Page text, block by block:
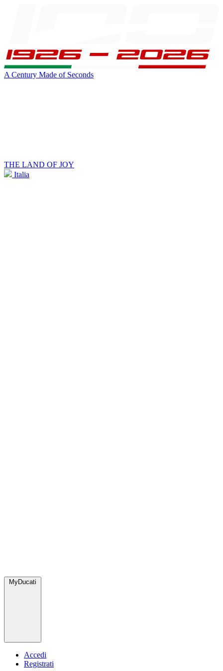
A Century Made of Seconds
THE LAND OF JOY
Italia
MyDucati
Accedi
Registrati